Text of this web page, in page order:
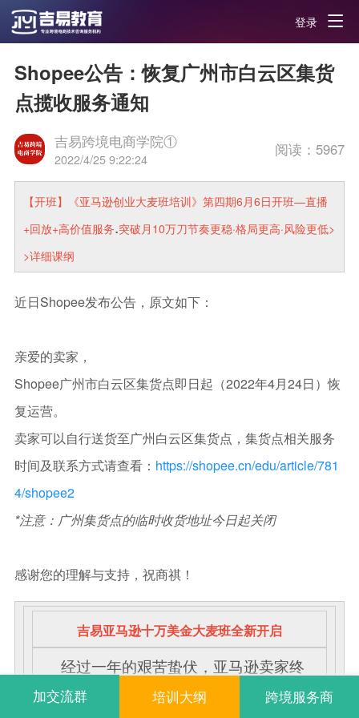
登录
Shopee公告：恢复广州市白云区集货
点揽收服务通知
吉易跨境电商学院①
2022/4/25 9:22:24
阅读： 5967
【开班】《亚马逊创业大麦班培训》第四期6月6日开班—直播
+回放+高价值服务.突破月10万刀节奏更稳·格局更高·风险更低>
>详细课纲
近日Shopee发布公告，原文如下：
亲爱的卖家，
Shopee广州市白云区集货点即日起（2022年4月24日）恢
复运营。
卖家可以自行送货至广州白云区集货点，集货点相关服务
时间及联系方式请查看： https://shopee.cn/edu/article/781
4/shopee2
*注意：广州集货点的临时收货地址今日起关闭
感谢您的理解与支持，祝商祺！
吉易亚马逊十万美金大麦班全新开启
经过一年的艰苦蛰伏，亚马逊卖家终
于度过了最黑暗的一年。事实证明，在众
加交流群 培训大纲 跨境服务商